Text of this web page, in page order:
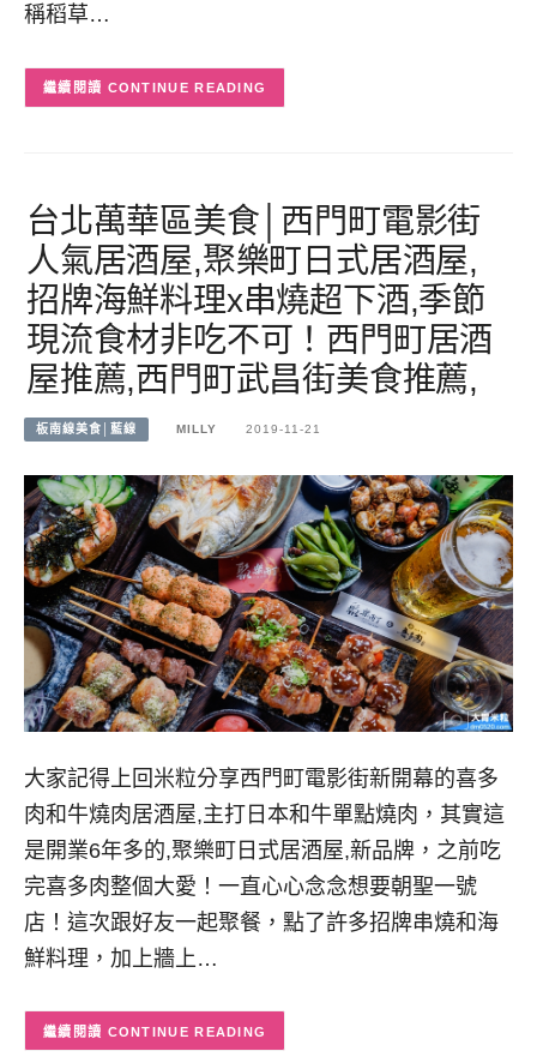
稱稻草…
CONTINUE READING
台北萬華區美食│西門町電影街
人氣居酒屋,聚樂町日式居酒屋,
招牌海鮮料理x串燒超下酒,季節
現流食材非吃不可！西門町居酒
屋推薦,西門町武昌街美食推薦,
板南線美食│藍線 MILLY 2019-11-21
大家記得上回米粒分享西門町電影街新開幕的喜多
肉和牛燒肉居酒屋,主打日本和牛單點燒肉，其實這
是開業6年多的,聚樂町日式居酒屋,新品牌，之前吃
完喜多肉整個大愛！一直心心念念想要朝聖一號
店！這次跟好友一起聚餐，點了許多招牌串燒和海
鮮料理，加上牆上…
CONTINUE READING